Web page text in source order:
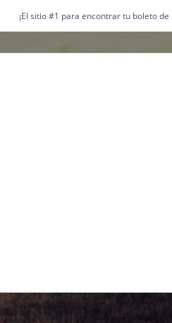
¡El sitio #1 para encontrar tu boleto